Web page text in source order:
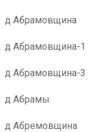
д Абрамовщина
д Абрамовщина-1
д Абрамовщина-3
д Абрамы
д Абремовщина